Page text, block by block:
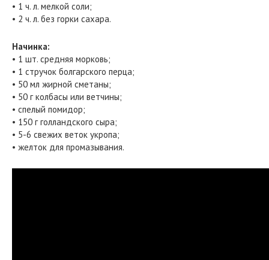
• 1 ч. л. мелкой соли;
• 2 ч. л. без горки сахара.
Начинка:
• 1 шт. средняя морковь;
• 1 стручок болгарского перца;
• 50 мл жирной сметаны;
• 50 г колбасы или ветчины;
• спелый помидор;
• 150 г голландского сыра;
• 5-6 свежих веток укропа;
• желток для промазывания.